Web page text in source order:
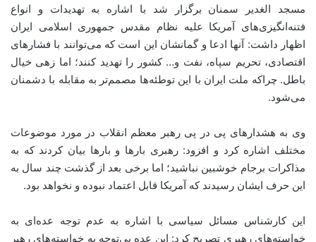
مسجد الغدیر سمنان برگزار شد با اشاره به تهدیدات و انواع
فتنه‌انگیزی‌های آمریکا علیه نظام مقدس جمهوری اسلامی ایران
اظهار داشت: آنها ادعا و گمانشان این است که می‌توانند با فشارهای
اقتصادی، تحریم سپاه، نفت و… کشور را تهدید کنند؛ اما زهی خیال
باطل. چراکه ملت ایران با این توطئه‌ها مصمم‌تر به مقابله با دشمنان
می‌شود.
وی به هشدارهای پی در پی رهبر معظم انقلاب در مورد موضوعات
مختلف اشاره کرد و افزود: رهبری بارها و بارها بیان کردند که به
مذاکرات برجام خوشبین نباشید؛ اما برخی بعد از گذشت چند سال به
این حرف ایشان رسیدند که آمریکا قابل اعتماد نبوده و نخواهد بود.
این کارشناس مسائل سیاسی با اشاره به عدم توجه عده‌ای به
خواسته‌های رهبری تصریح کرد: این عده بی‌توجه به خواسته‌های رهبر